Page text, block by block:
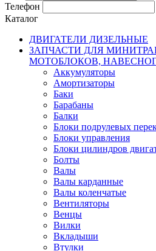
Телефон
Каталог
ДВИГАТЕЛИ ДИЗЕЛЬНЫЕ
ЗАПЧАСТИ ДЛЯ
МОТОБЛОКОВ,
Аккумуляторы
Амортизаторы
Баки
Барабаны
Балки
Блоки подрулевых
Блоки управления
Блоки цилиндров
Болты
Валы
Валы карданные
Валы коленчатые
Вентиляторы
Венцы
Вилки
Вкладыши
Втулки